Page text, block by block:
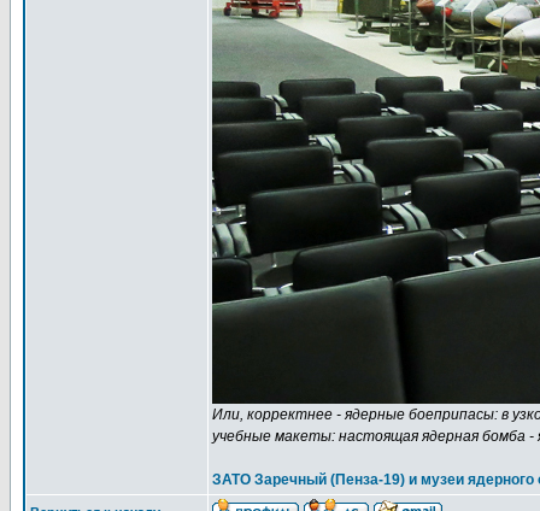
Или, корректнее - ядерные боеприпасы: в
учебные макеты: настоящая ядерная бомба
ЗАТО Заречный (Пенза-19) и музеи ядерного